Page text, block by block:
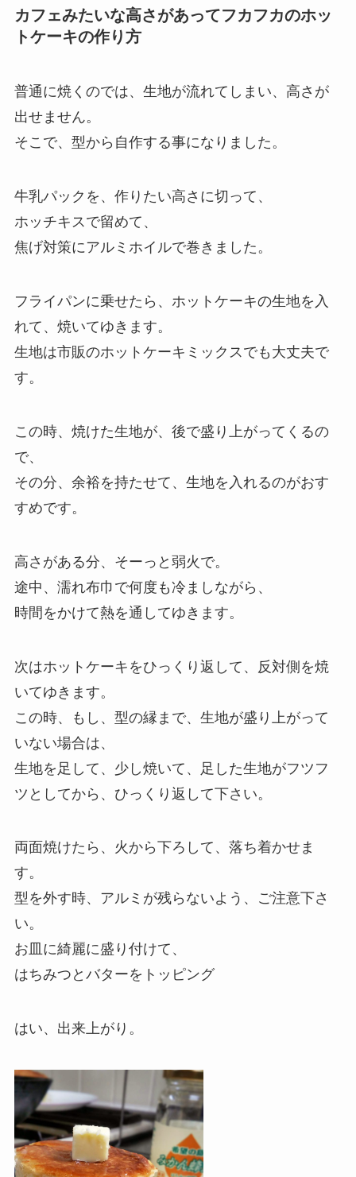
カフェみたいな高さがあってフカフカのホッ
トケーキの作り方
普通に焼くのでは、生地が流れてしまい、高さが
出せません。
そこで、型から自作する事になりました。
牛乳パックを、作りたい高さに切って、
ホッチキスで留めて、
焦げ対策にアルミホイルで巻きました。
フライパンに乗せたら、ホットケーキの生地を入
れて、焼いてゆきます。
生地は市販のホットケーキミックスでも大丈夫で
す。
この時、焼けた生地が、後で盛り上がってくるの
で、
その分、余裕を持たせて、生地を入れるのがおす
すめです。
高さがある分、そーっと弱火で。
途中、濡れ布巾で何度も冷ましながら、
時間をかけて熱を通してゆきます。
次はホットケーキをひっくり返して、反対側を焼
いてゆきます。
この時、もし、型の縁まで、生地が盛り上がって
いない場合は、
生地を足して、少し焼いて、足した生地がフツフ
ツとしてから、ひっくり返して下さい。
両面焼けたら、火から下ろして、落ち着かせま
す。
型を外す時、アルミが残らないよう、ご注意下さ
い。
お皿に綺麗に盛り付けて、
はちみつとバターをトッピング
はい、出来上がり。